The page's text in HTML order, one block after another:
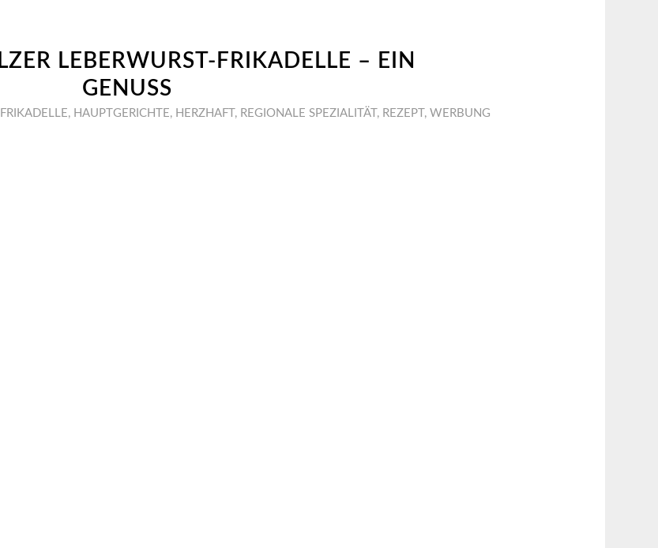
LEBERWURST-FRIKADELLE – EIN
GENUSS
FRIKADELLE, HAUPTGERICHTE, HERZHAFT , REGIONALE SPEZIALITÄT , REZEPT , WERBUNG